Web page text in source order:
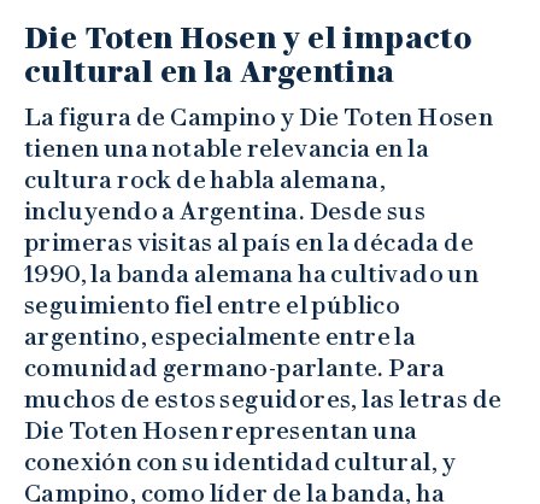
Die Toten Hosen y el impacto
cultural en la Argentina
La figura de Campino y Die Toten Hosen
tienen una notable relevancia en la
cultura rock de habla alemana,
incluyendo a Argentina. Desde sus
primeras visitas al país en la década de
1990, la banda alemana ha cultivado un
seguimiento fiel entre el público
argentino, especialmente entre la
comunidad germano-parlante. Para
muchos de estos seguidores, las letras de
Die Toten Hosen representan una
conexión con su identidad cultural, y
Campino, como líder de la banda, ha